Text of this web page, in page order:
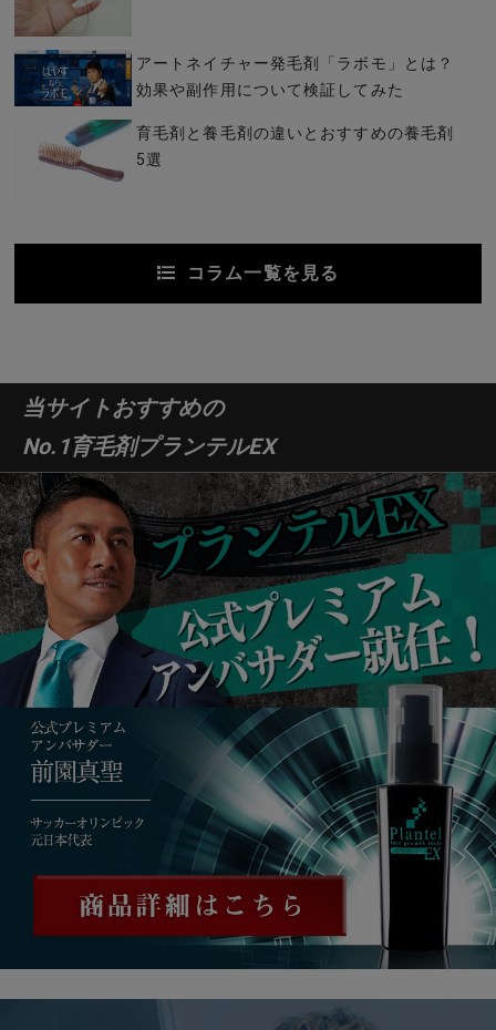
アートネイチャー発毛剤「ラボモ」とは？
効果や副作用について検証してみた
育毛剤と養毛剤の違いとおすすめの養毛剤
5選
コラム一覧を見る
当サイトおすすめの
No.1育毛剤プランテルEX